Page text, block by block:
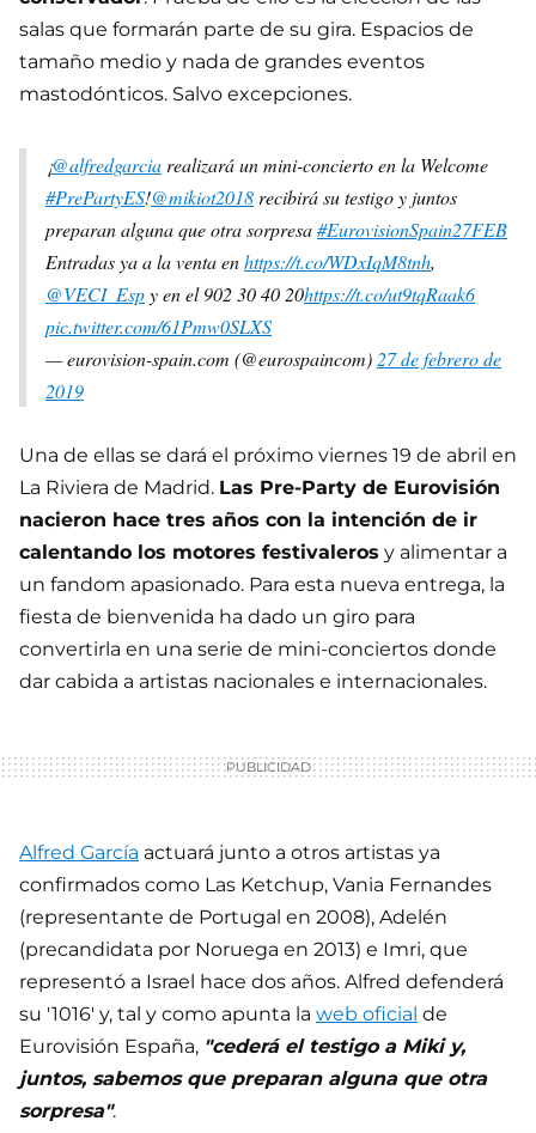
salas que formarán parte de su gira. Espacios de
tamaño medio y nada de grandes eventos
mastodónticos. Salvo excepciones.
¡@alfredgarciarealizará un mini-concierto en la Welcome
#PrePartyES!@mikiot2018recibirá su testigo y juntos
preparan alguna que otra sorpresa#EurovisionSpain27FEB
Entradas ya a la venta enhttps://t.co/WDxIqM8tnh,
@VECI_Espy en el 902 30 40 20https://t.co/ut9tqRaak6
pic.twitter.com/61Pmw0SLXS
— eurovision-spain.com (@eurospaincom)27 de febrero de
2019
Una de ellas se dará el próximo viernes 19 de abril en
La Riviera de Madrid. Las Pre-Party de Eurovisión
nacieron hace tres años con la intención de ir
calentando los motores festivaleros y alimentar a
un fandom apasionado. Para esta nueva entrega, la
fiesta de bienvenida ha dado un giro para
convertirla en una serie de mini-conciertos donde
dar cabida a artistas nacionales e internacionales.
Alfred García actuará junto a otros artistas ya
confirmados como Las Ketchup, Vania Fernandes
(representante de Portugal en 2008), Adelén
(precandidata por Noruega en 2013) e Imri, que
representó a Israel hace dos años. Alfred defenderá
su '1016' y, tal y como apunta la web oficial de
Eurovisión España, "cederá el testigo a Miki y,
juntos, sabemos que preparan alguna que otra
sorpresa".